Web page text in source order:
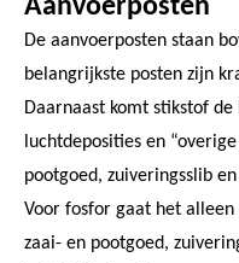
Aanvoerposten
De aanvoerposten staan
belangrijkste posten zijn
Daarnaast komt stikstof
luchtdeposities en
pootgoed, zuiveringsslib
Voor fosfor gaat het
zaai- en pootgoed,